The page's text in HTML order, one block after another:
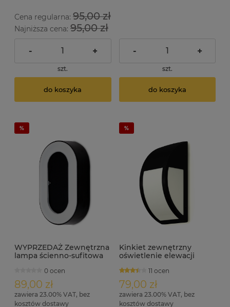
Cena regularna: 95,00 zł
Najniższa cena: 95,00 zł
- +
szt.
do koszyka
- +
szt.
do koszyka
WYPRZEDAŻ Zewnętrzna
lampa ścienno-sufitowa
0 ocen
89,00 zł
zawiera 23.00% VAT, bez
kosztów dostawy
Kinkiet zewnętrzny
oświetlenie elewacji
11 ocen
79,00 zł
zawiera 23.00% VAT, bez
kosztów dostawy